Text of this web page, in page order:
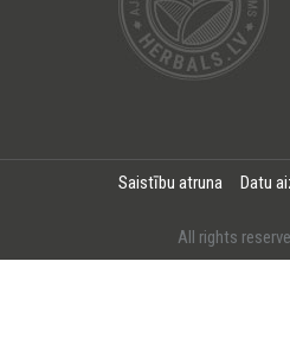
Saistību atruna Datu
All rights